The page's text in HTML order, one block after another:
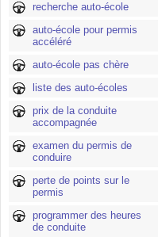
recherche auto-école
auto-école pour permis
accéléré
auto-école pas chère
liste des auto-écoles
prix de la conduite
accompagnée
examen du permis de
conduire
perte de points sur le
permis
programmer des heures
de conduite